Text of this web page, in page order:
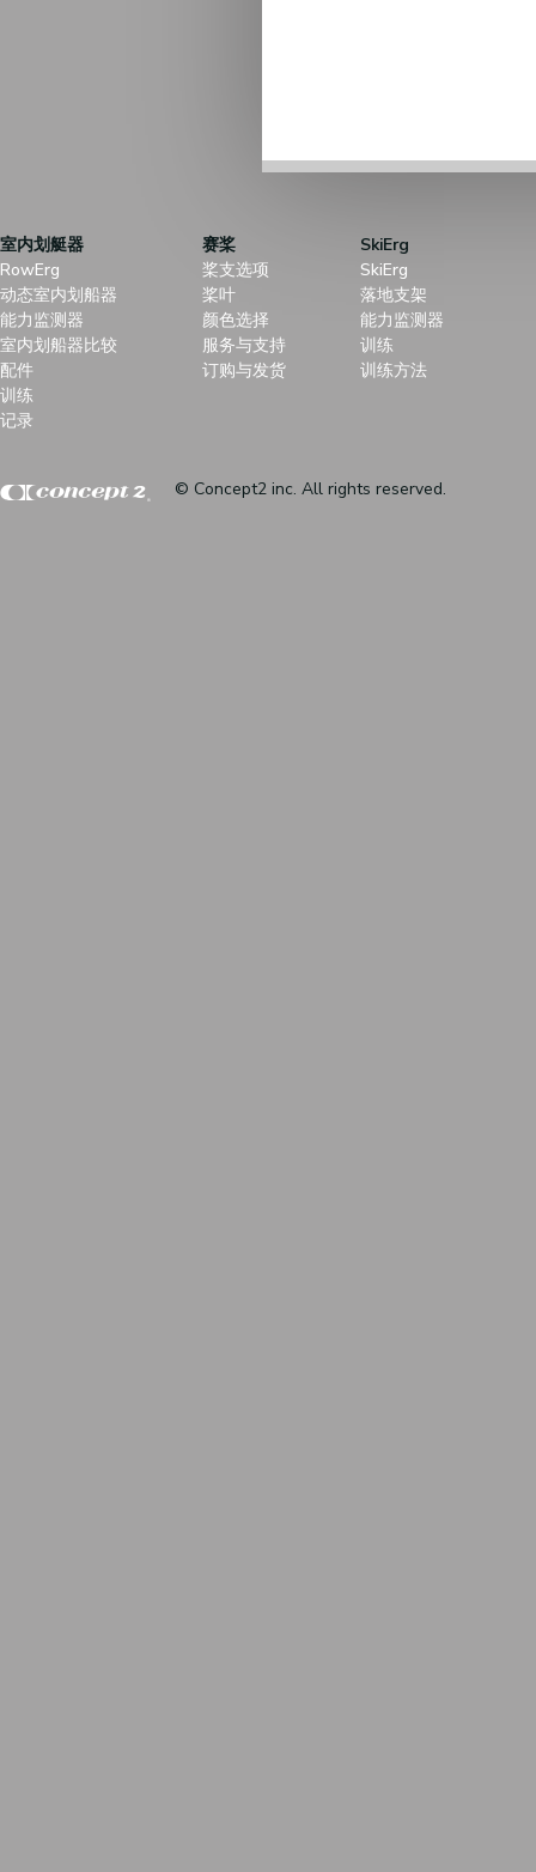
室内划艇器
RowErg
动态室内划船器
能力监测器
室内划船器比较
配件
训练
记录
赛桨
桨支选项
桨叶
颜色选择
服务与支持
订购与发货
SkiErg
SkiErg
落地支架
能力监测器
训练
训练方法
© Concept2 inc. All rights reserved.